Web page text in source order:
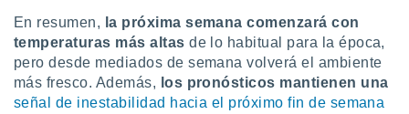
En resumen, la próxima semana comenzará con
temperaturas más altas de lo habitual para la época,
pero desde mediados de semana volverá el ambiente
más fresco. Además, los pronósticos mantienen una
señal de inestabilidad hacia el próximo fin de semana